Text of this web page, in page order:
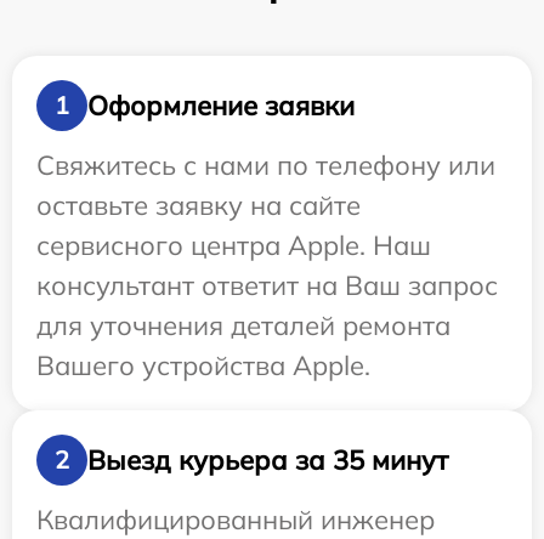
1
Оформление заявки
Свяжитесь с нами по телефону или
оставьте заявку на сайте
сервисного центра Apple. Наш
консультант ответит на Ваш запрос
для уточнения деталей ремонта
Вашего устройства Apple.
2
Выезд курьера за 35 минут
Квалифицированный инженер